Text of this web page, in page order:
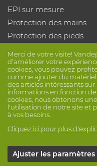
Merci de votre visite!
d’améliorer votre
cookies, vous pouvez
comme ajouter du
des articles intéressants
informations en fonction
cookies, nous obtenons
l'utilisation de notre site et
à vos besoins.
Cliquez ici pour plus
Ajuster les paramètres
EPI sur mesure
Protection des mains
Protection des pieds
Suivez nous
© Vandeputte
Avis de non-